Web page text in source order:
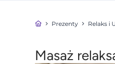
Prezenty Relaks i
Masaż